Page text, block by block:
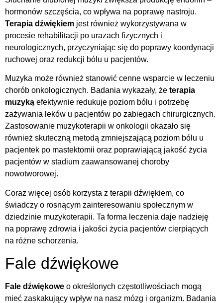
hormonów szczęścia, co wpływa na poprawę nastroju.
Terapia dźwiękiem jest również wykorzystywana w
procesie rehabilitacji po urazach fizycznych i
neurologicznych, przyczyniając się do poprawy koordynacji
ruchowej oraz redukcji bólu u pacjentów.
Muzyka może również stanowić cenne wsparcie w leczeniu
chorób onkologicznych. Badania wykazały, że terapia
muzyką efektywnie redukuje poziom bólu i potrzebę
zażywania leków u pacjentów po zabiegach chirurgicznych.
Zastosowanie muzykoterapii w onkologii okazało się
również skuteczną metodą zmniejszającą poziom bólu u
pacjentek po mastektomii oraz poprawiającą jakość życia
pacjentów w stadium zaawansowanej choroby
nowotworowej.
Coraz więcej osób korzysta z terapii dźwiękiem, co
świadczy o rosnącym zainteresowaniu społecznym w
dziedzinie muzykoterapii. Ta forma leczenia daje nadzieję
na poprawę zdrowia i jakości życia pacjentów cierpiących
na różne schorzenia.
Fale dźwiękowe
Fale dźwiękowe o określonych częstotliwościach mogą
mieć zaskakujący wpływ na nasz mózg i organizm. Badania